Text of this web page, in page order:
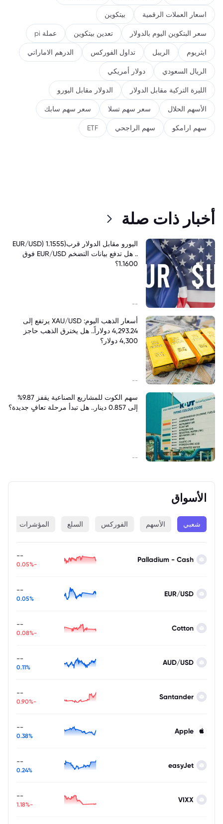
الأسواق
شعبي الأسهم الفوركس السلع المؤشرات
Palladium - Cash
--
-0.05%
EUR/USD
--
0.05%
Cotton
--
-0.08%
AUD/USD
--
0.11%
Santander
--
-0.90%
Apple
--
0.38%
easyJet
--
0.24%
VIXX
--
-1.18%
اسعار العملات الرقمية بيتكوين
سعر البتكوين اليوم بالدولار تعدين بيتكوين عملة pi
ايثريوم الريبل تداول الفوركس الدرهم الاماراتي
الريال السعودي دولار أمريكي
الليرة التركية مقابل الدولار الدولار مقابل اليورو
الأسهم الحلال سعر سهم تسلا سعر سهم سابك
سهم ارامكو سهم الراجحي ETF
أخبار ذات صلة
اليورو مقابل الدولار قرب(EUR/USD) 1.1555
.. هل تدفع بيانات التضخم EUR/USD فوق
1.1600؟
--
أسعار الذهب اليوم: XAU/USD يرتفع إلى
4,293.24 دولاراً.. هل يخترق الذهب حاجز
4,300 دولار؟
--
سهم الكوت للمشاريع الصناعية يقفز 9.87%
إلى 0.857 دينار.. هل تبدأ مرحلة تعافٍ جديدة؟
--